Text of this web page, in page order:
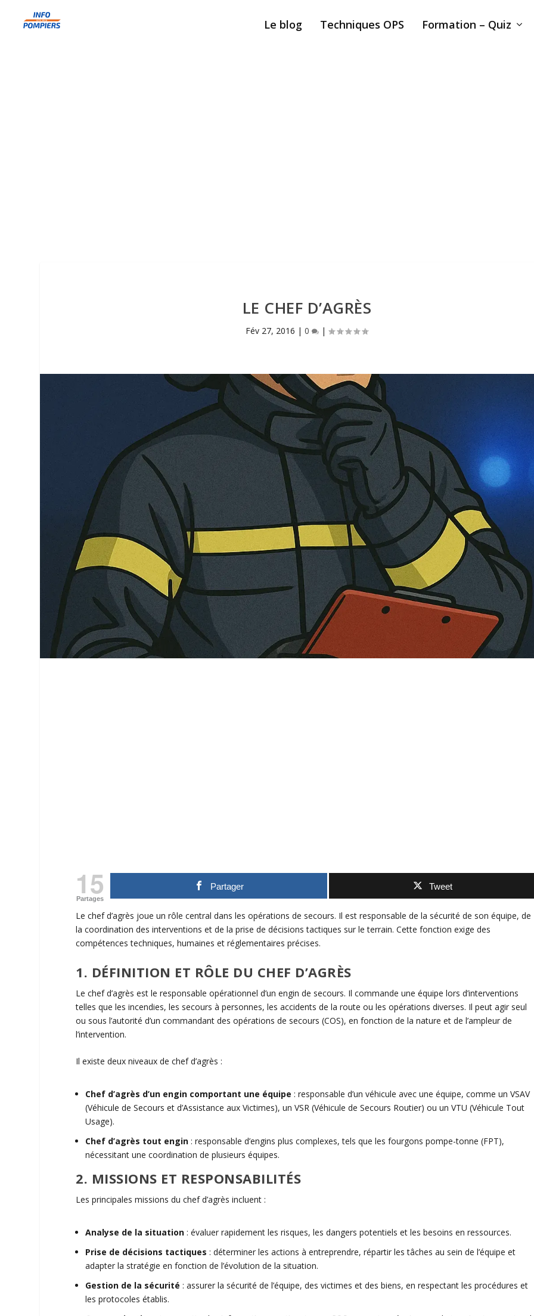
Le blog Techniques OPS Formation – Quiz
LE CHEF D’AGRÈS
Fév 27, 2016 |0 |
15
Partages
Partager Tweet
Lechef d’agrès joue un rôle central dans les opérations de secours. Il est responsable de la sécurité de son équipe, de
la coordination des interventions et de la prise de décisions tactiques sur le terrain. Cette fonction exige des
compétences techniques, humaines et réglementaires précises.
1. DÉFINITION ET RÔLE DU CHEF D’AGRÈS
Lechef d’agrès est le responsable opérationnel d’un engin de secours. Il commande une équipe lors d’interventions
telles que les incendies, les secours à personnes, les accidents de la route ou les opérations diverses. Il peut agir seul
ou sous l’autorité d’un commandant des opérations de secours (COS), en fonction de la nature et de l’ampleur de
l’intervention.
Il existe deux niveaux dechef d’agrès :
Chef d’agrès d’un engin comportant une équipe :responsable d’un véhicule avec une équipe, comme un VSAV
(Véhicule de Secours et d’Assistance aux Victimes), un VSR (Véhicule de Secours Routier) ou un VTU (Véhicule Tout
Usage).
Chef d’agrès tout engin :responsable d’engins plus complexes, tels que les fourgons pompe-tonne (FPT),
nécessitant une coordination de plusieurs équipes.
2. MISSIONS ET RESPONSABILITÉS
Les principales missions duchef d’agrès incluent :
Analyse de la situation :évaluer rapidement les risques, les dangers potentiels et les besoins en ressources.
Prise de décisions tactiques :déterminer les actions à entreprendre, répartir les tâches au sein de l’équipe et
adapter la stratégie en fonction de l’évolution de la situation.
Gestion de la sécurité :assurer la sécurité de l’équipe, des victimes et des biens, en respectant les procédures et
les protocoles établis.